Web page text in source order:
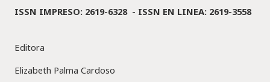
ISSN IMPRESO: 2619-6328 - ISSN EN LINEA: 2619-3558
Editora
Elizabeth Palma Cardoso